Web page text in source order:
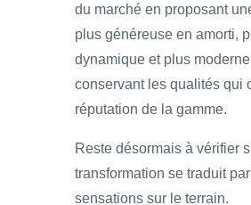
du marché en proposant
plus généreuse en amorti,
dynamique et plus
conservant les qualités qui
réputation de la gamme.
Reste désormais à vérifier
transformation se traduit
sensations sur le terrain.